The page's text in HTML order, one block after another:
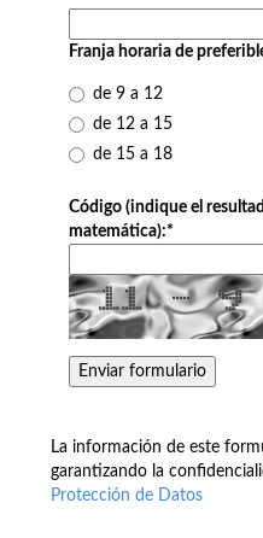
Franja horaria de
de 9 a 12
de 12 a 15
de 15 a 18
Código (indique el
matemática):*
La información de este
garantizando la
Protección de Datos